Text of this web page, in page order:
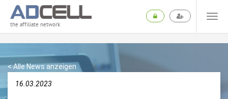
the affiliate network
< Alle News anzeigen
16.03.2023